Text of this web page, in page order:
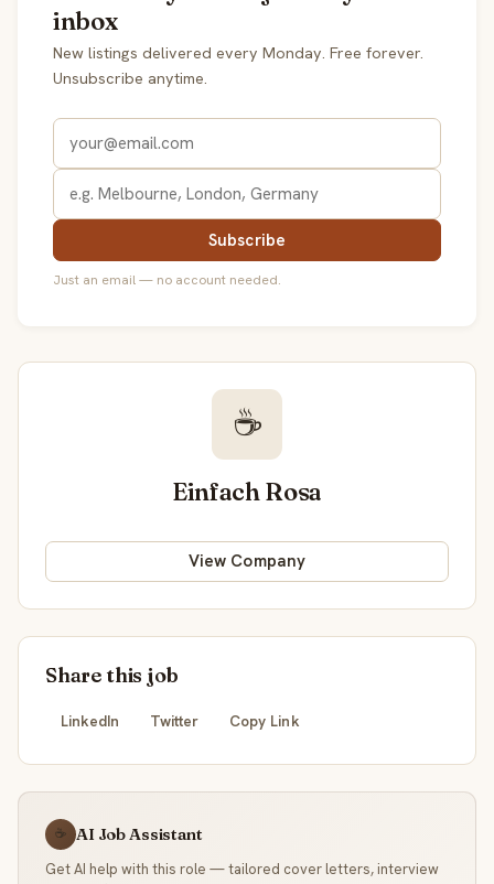
inbox
New listings delivered every Monday. Free forever.
Unsubscribe anytime.
Subscribe
Just an email — no account needed.
☕
Einfach Rosa
View Company
Share this job
LinkedIn Twitter Copy Link
☕ AI Job Assistant
Get AI help with this role — tailored cover letters, interview